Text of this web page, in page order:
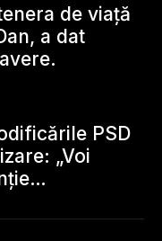
de viață
a dat
PSD
„Voi